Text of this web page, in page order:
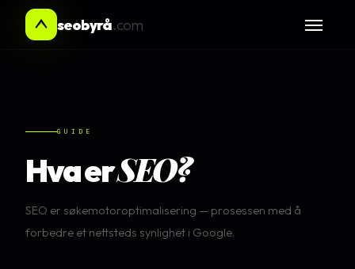
seobyrå.com
GUIDE
Hva erSEO?
SEO er søkemotoroptimalisering — prosessen med å
forbedre et nettsteds synlighet i Google.